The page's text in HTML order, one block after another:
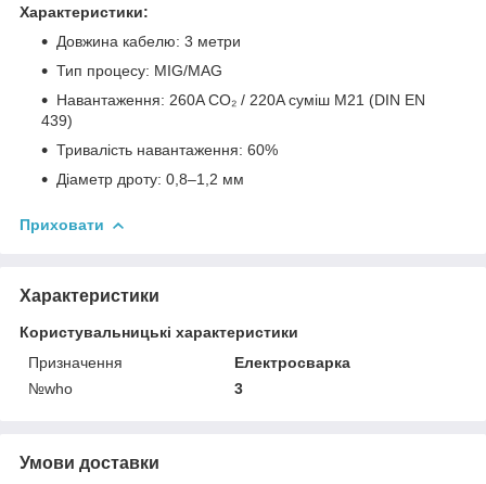
Характеристики:
Довжина кабелю: 3 метри
Тип процесу: MIG/MAG
Навантаження: 260A CO₂ / 220A суміш M21 (DIN EN
439)
Тривалість навантаження: 60%
Діаметр дроту: 0,8–1,2 мм
Приховати
Характеристики
Користувальницькі характеристики
Призначення
Електросварка
№who
3
Умови доставки